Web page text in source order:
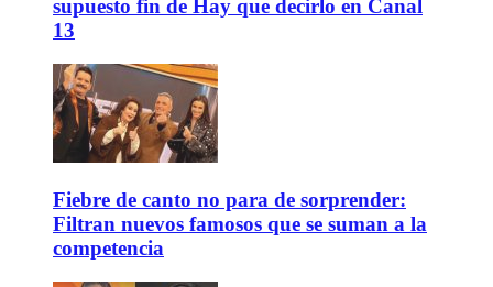
supuesto fin de Hay que decirlo en Canal
13
Fiebre de canto no para de sorprender:
Filtran nuevos famosos que se suman a la
competencia